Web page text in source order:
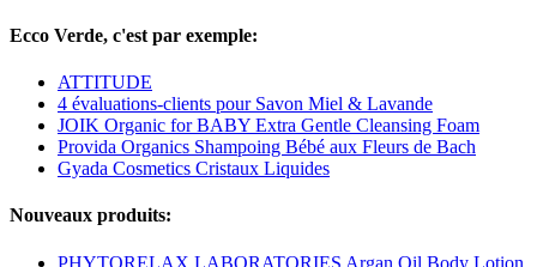
Ecco Verde, c'est par exemple:
ATTITUDE
4 évaluations-clients pour Savon Miel & Lavande
JOIK Organic for BABY Extra Gentle Cleansing Foam
Provida Organics Shampoing Bébé aux Fleurs de Bach
Gyada Cosmetics Cristaux Liquides
Nouveaux produits:
PHYTORELAX LABORATORIES Argan Oil Body Lotion